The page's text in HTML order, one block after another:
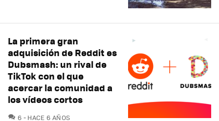
La primera gran
adquisición de Reddit es
Dubsmash: un rival de
TikTok con el que
acercar la comunidad a
los vídeos cortos
6 COMENTARIOS
HACE 6 AÑOS